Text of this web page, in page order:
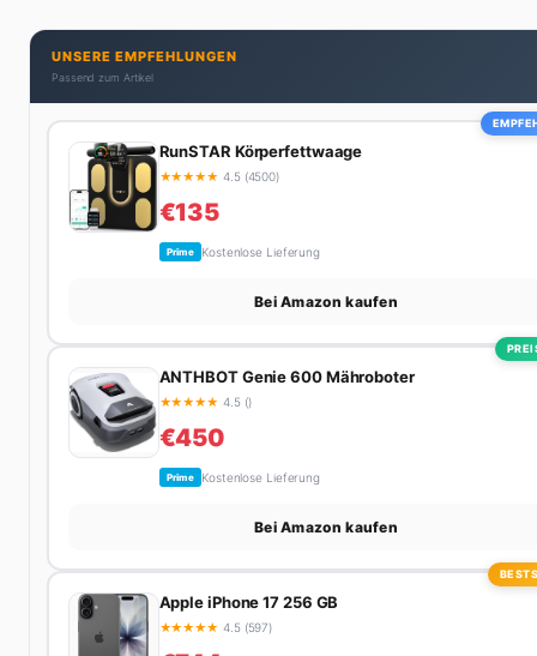
UNSERE EMPFEHLUNGEN
Passend zum Artikel
RunSTAR Körperfettwaage
★★★★★ 4.5 (4500)
€135
Prime Kostenlose Lieferung
Bei Amazon kaufen
ANTHBOT Genie 600 Mähroboter
★★★★★ 4.5 ()
€450
Prime Kostenlose Lieferung
Bei Amazon kaufen
Apple iPhone 17 256 GB
★★★★★ 4.5 (597)